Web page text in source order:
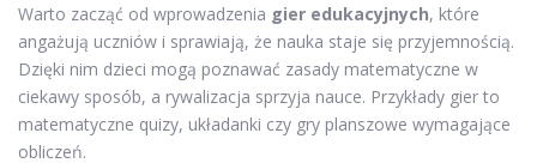
Warto zacząć od wprowadzenia gier edukacyjnych, które
angażują uczniów i sprawiają, że nauka staje się przyjemnością.
Dzięki nim dzieci mogą poznawać zasady matematyczne w
ciekawy sposób, a rywalizacja sprzyja nauce. Przykłady gier to
matematyczne quizy, układanki czy gry planszowe wymagające
obliczeń.